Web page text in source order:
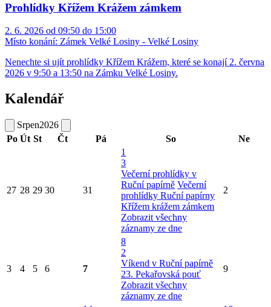
Prohlídky Křížem Krážem zámkem
2. 6. 2026 od 09:50 do 15:00
Místo konání: Zámek Velké Losiny - Velké Losiny
Nenechte si ujít prohlídky Křížem Krážem, které se konají 2. června
2026 v 9:50 a 13:50 na Zámku Velké Losiny.
Kalendář
Srpen2026
Po Út St Čt Pá So Ne
27 28 29 30 31
1
3
Večerní prohlídky v
Ruční papírně Večerní
prohlídky Ruční papírny
Křížem krážem zámkem
Zobrazit všechny
záznamy ze dne
2
3 4 5 6 7
8
2
Víkend v Ruční papírně
23. Pekařovská pouť
Zobrazit všechny
záznamy ze dne
9